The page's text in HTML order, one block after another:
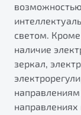
светом.
наличие
зеркал,
направлениях